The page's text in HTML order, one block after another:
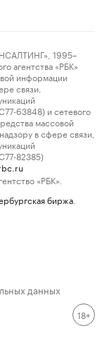
1995–
агентства «РБК»
информации
связи,
63848) и сетевого
массовой
в сфере связи,
82385)
«РБК».
биржа
данных
18+